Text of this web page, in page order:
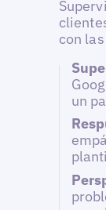
con
un